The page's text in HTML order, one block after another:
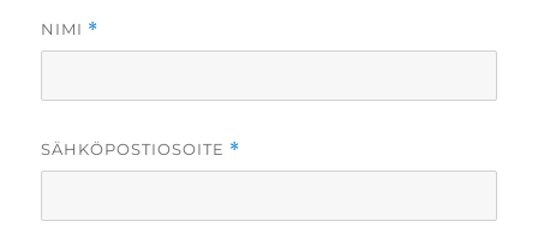
NIMI *
SÄHKÖPOSTIOSOITE *